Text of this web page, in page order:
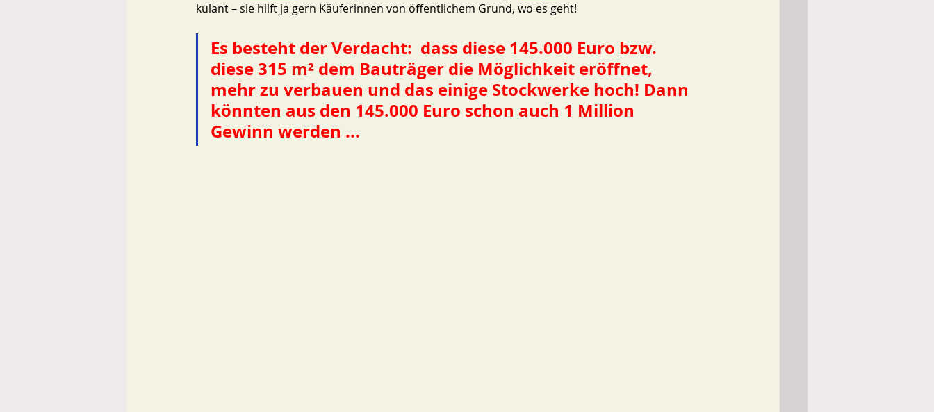
kulant – sie hilft ja gern Käuferinnen von öffentlichem Grund, wo es geht!
Es besteht der Verdacht:  dass diese 145.000 Euro bzw.
diese 315 m² dem Bauträger die Möglichkeit eröffnet,
mehr zu verbauen und das einige Stockwerke hoch! Dann
könnten aus den 145.000 Euro schon auch 1 Million
Gewinn werden ...